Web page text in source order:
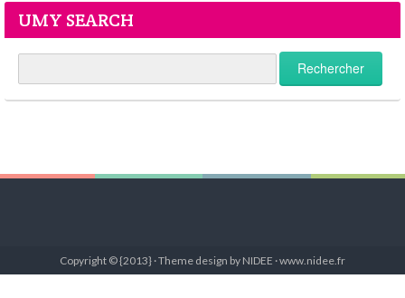
UMY SEARCH
Copyright © {2013} · Theme design by NIDEE · www.nidee.fr